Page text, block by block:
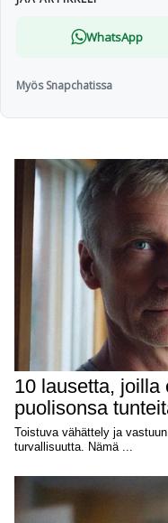
WhatsApp
Myös Snapchatissa